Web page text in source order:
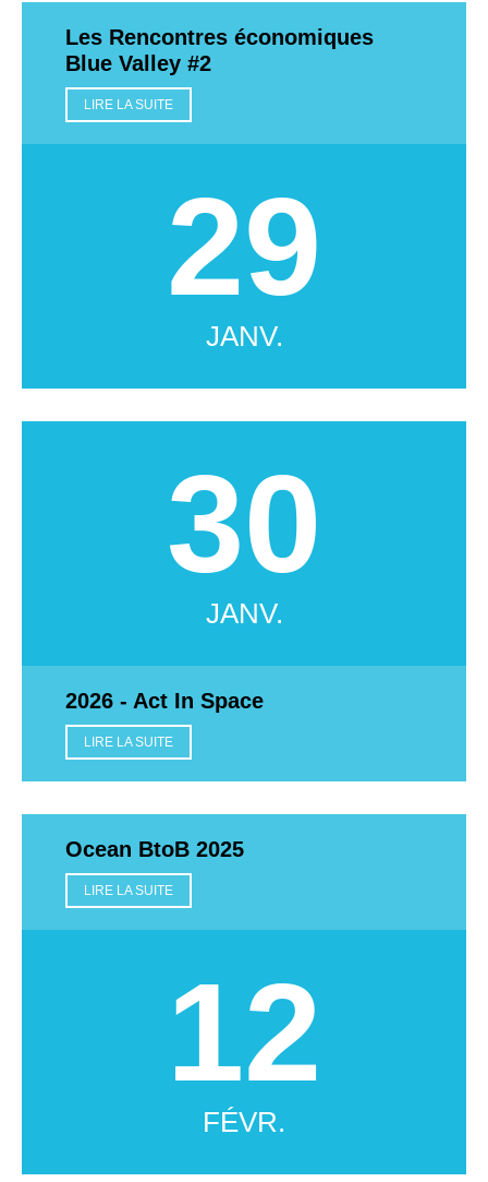
Les Rencontres économiques
Blue Valley #2
LIRE LA SUITE
29
JANV.
30
JANV.
2026 - Act In Space
LIRE LA SUITE
Ocean BtoB 2025
LIRE LA SUITE
12
FÉVR.